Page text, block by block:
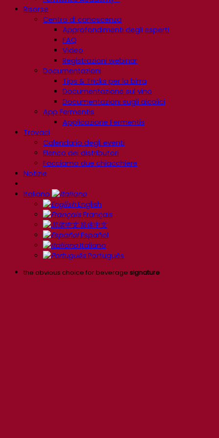
Risorse
Centro di conoscenza
Approfondimenti degli esperti
FAQ
Video
Registrazioni webinar
Documentazioni
Tips & Tricks per la birra
Documentazione sul vino
Documentazioni sugli alcolici
App Fermentis
Applicazione Fermentis
Trovaci
Calendario degli eventi
Elenco dei distributori
Facciamo due chiacchiere
Notizie
Italiano
English
Français
简体中文
Español
Italiano
Português
the obvious choice for beverage signature